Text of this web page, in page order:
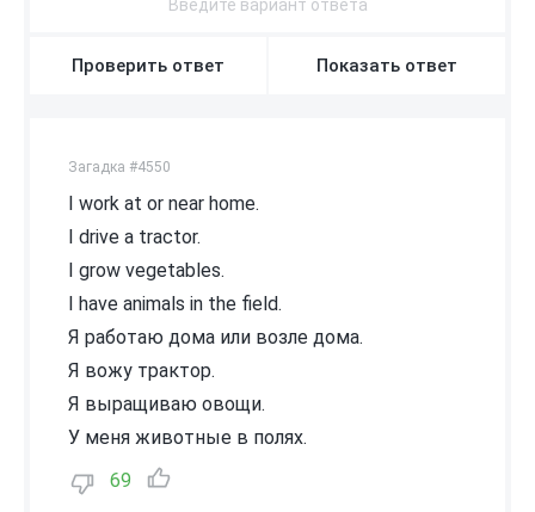
Проверить ответ Показать ответ
Загадка #4550
I work at or near home.
I drive a tractor.
I grow vegetables.
I have animals in the field.
Я работаю дома или возле дома.
Я вожу трактор.
Я выращиваю овощи.
У меня животные в полях.
69